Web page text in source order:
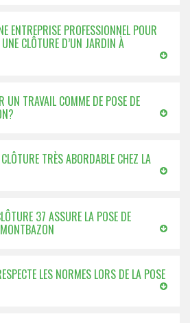
ENTREPRISE PROFESSIONNEL POUR
CLÔTURE D’UN JARDIN À
UN TRAVAIL COMME DE POSE DE
TRÈS ABORDABLE CHEZ LA
37 ASSURE LA POSE DE
LES NORMES LORS DE LA POSE